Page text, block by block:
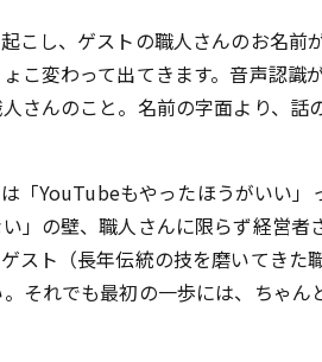
こし、ゲストの職人さんのお名前
こ変わって出てきます。音声認識
さんのこと。名前の字面より、話
「YouTubeもやったほうがいい」
」の壁、職人さんに限らず経営者
スト（長年伝統の技を磨いてきた
それでも最初の一歩には、ちゃん